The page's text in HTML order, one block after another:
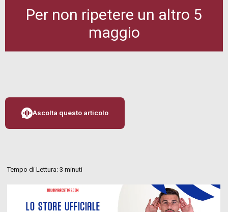
Per non ripetere un altro 5
maggio
Ascolta questo articolo
Tempo di Lettura:3 minuti